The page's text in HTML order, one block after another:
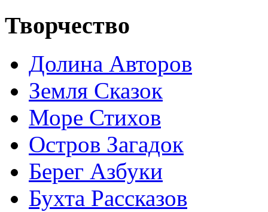
Творчество
Долина Авторов
Земля Сказок
Море Стихов
Остров Загадок
Берег Азбуки
Бухта Рассказов